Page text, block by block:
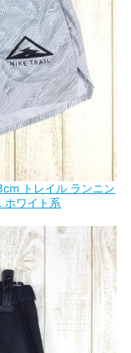
トレイル ランニン
ホワイト系